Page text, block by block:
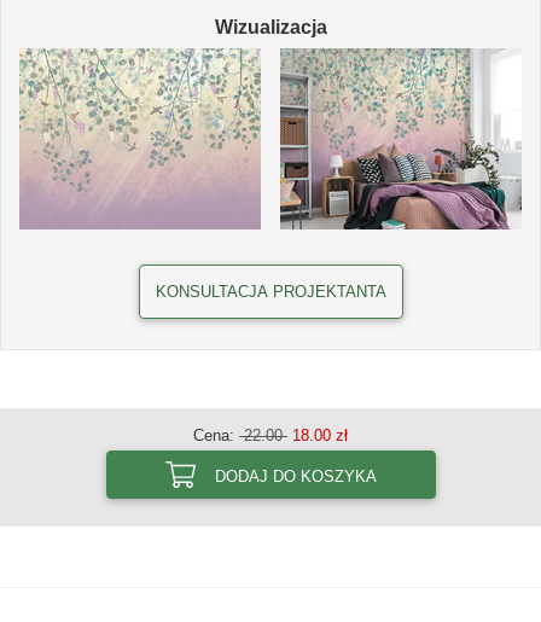
Wizualizacja
KONSULTACJA PROJEKTANTA
Cena: 22.00 18.00 zł
DODAJ DO KOSZYKA